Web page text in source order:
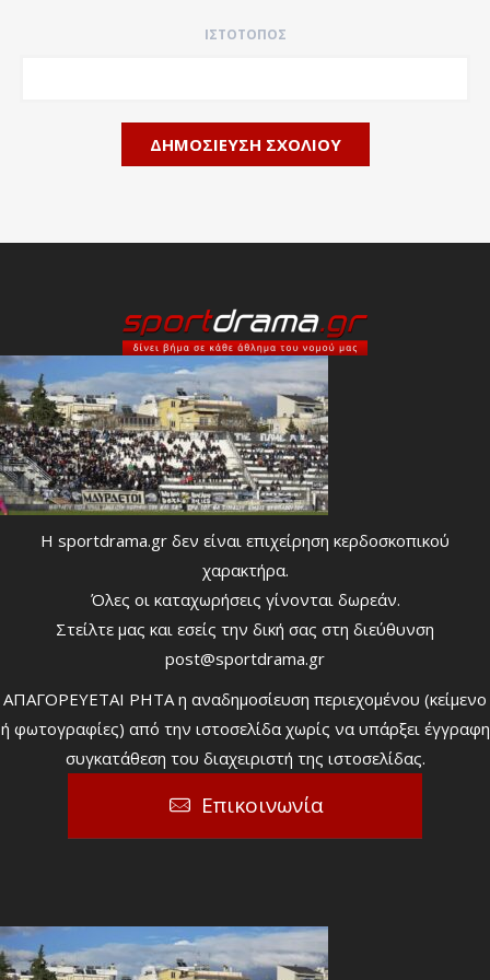
ΙΣΤΌΤΟΠΟΣ
Η sportdrama.gr δεν είναι επιχείρηση κερδοσκοπικού
χαρακτήρα.
Όλες οι καταχωρήσεις γίνονται δωρεάν.
Στείλτε μας και εσείς την δική σας στη διεύθυνση
post@sportdrama.gr
ΑΠΑΓΟΡΕΥΕΤΑΙ ΡΗΤΑ η αναδημοσίευση περιεχομένου (κείμενο
ή φωτογραφίες) από την ιστοσελίδα χωρίς να υπάρξει έγγραφη
συγκατάθεση του διαχειριστή της ιστοσελίδας.
Επικοινωνία